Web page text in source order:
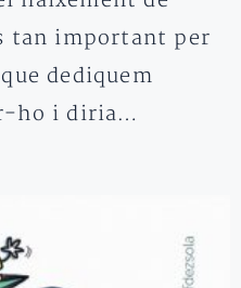
tan important per
dediquem
ho i diria…